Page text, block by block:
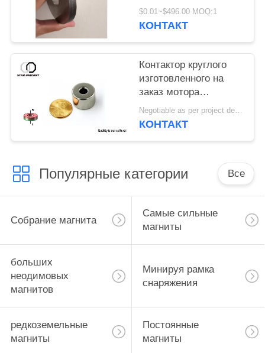
упаковки,
высокотемпературных
$0.01~$496.00 MOQ:1
КОНТАКТ
Контактор круглого
изготовленного на
заказ мотора
поставки фабрики
магнитов
Negotiable as per project details MOQ:Заказ образца
КОНТАКТ
Популярные категории Все
Собрание магнита
Самые сильные
магниты
больших
неодимовых
магнитов
Минируя рамка
снаряжения
редкоземельные
магниты
Постоянные
магниты